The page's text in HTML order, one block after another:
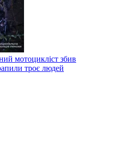
мотоцикліст збив
троє людей